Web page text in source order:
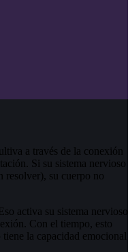
a través de la conexión
Si su sistema nervioso
resolver), su cuerpo no
activa su sistema nervioso
Con el tiempo, esto
la capacidad emocional